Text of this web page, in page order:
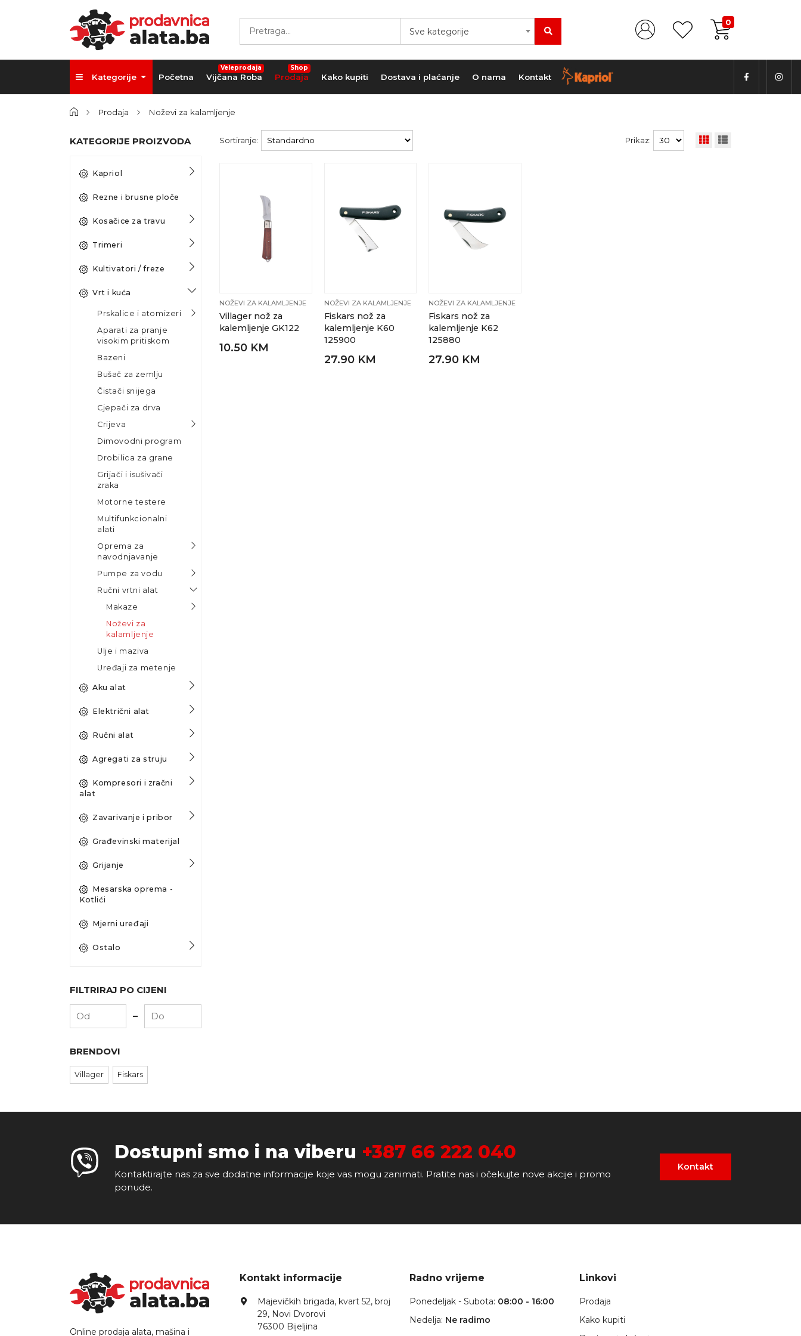
Sve kategorije
0
Kategorije Početna Vijčana Roba
Veleprodaja
Prodaja
Shop
Kako kupiti Dostava i plaćanje O nama Kontakt
Prodaja Noževi za kalamljenje
KATEGORIJE PROIZVODA
Kapriol
Rezne i brusne ploče
Kosačice za travu
Trimeri
Kultivatori / freze
Vrt i kuća
Prskalice i atomizeri
Aparati za pranje
visokim pritiskom
Bazeni
Bušač za zemlju
Čistači snijega
Cjepači za drva
Crijeva
Dimovodni program
Drobilica za grane
Grijači i isušivači
zraka
Motorne testere
Multifunkcionalni
alati
Oprema za
navodnjavanje
Pumpe za vodu
Ručni vrtni alat
Makaze
Noževi za
kalamljenje
Ulje i maziva
Uređaji za metenje
Aku alat
Električni alat
Ručni alat
Agregati za struju
Kompresori i zračni
alat
Zavarivanje i pribor
Građevinski materijal
Grijanje
Mesarska oprema -
Kotlići
Mjerni uređaji
Ostalo
FILTRIRAJ PO CIJENI
-
BRENDOVI
Villager Fiskars
Sortiranje: Prikaz:
NOŽEVI ZA KALAMLJENJE
Villager nož za
kalemljenje GK122
10.50 KM
NOŽEVI ZA KALAMLJENJE
Fiskars nož za
kalemljenje K60
125900
27.90 KM
NOŽEVI ZA KALAMLJENJE
Fiskars nož za
kalemljenje K62
125880
27.90 KM
Dostupni smo i na viberu +387 66 222 040
Kontaktirajte nas za sve dodatne informacije koje vas mogu zanimati. Pratite nas i očekujte nove akcije i promo
ponude.
Kontakt
Online prodaja alata, mašina i
Kontakt informacije
Majevičkih brigada, kvart 52, broj
29, Novi Dvorovi
76300 Bijeljina
Radno vrijeme
Ponedeljak - Subota: 08:00 - 16:00
Nedelja: Ne radimo
Linkovi
Prodaja
Kako kupiti